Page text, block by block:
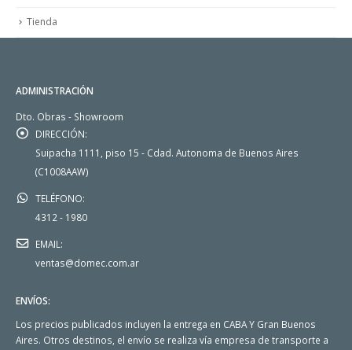
Tienda
ADMINISTRACIÓN
Dto. Obras - Showroom
DIRECCIÓN:
Suipacha 1111, piso 15 - Cdad. Autonoma de Buenos Aires
(C1008AAW)
TELÉFONO:
4312 - 1980
EMAIL:
ventas@domec.com.ar
ENVÍOS:
Los precios publicados incluyen la entrega en CABA Y Gran Buenos
Aires. Otros destinos, el envío se realiza vía empresa de transporte a